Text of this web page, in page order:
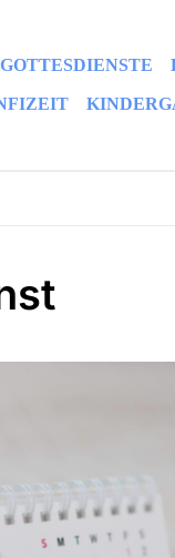
GOTTESDIENSTE